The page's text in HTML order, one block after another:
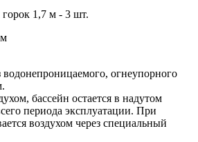
1,7 м - 3 шт.
водонепроницаемого, огнеупорного
бассейн остается в надутом
периода эксплуатации. При
воздухом через специальный